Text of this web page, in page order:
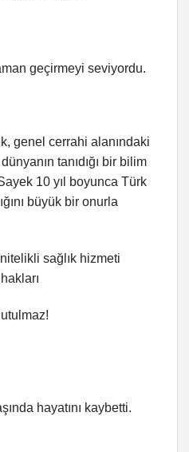
geçirmeyi seviyordu.
genel cerrahi alanındaki
tanıdığı bir bilim
10 yıl boyunca Türk
büyük bir onurla
sağlık hizmeti
hayatını kaybetti.